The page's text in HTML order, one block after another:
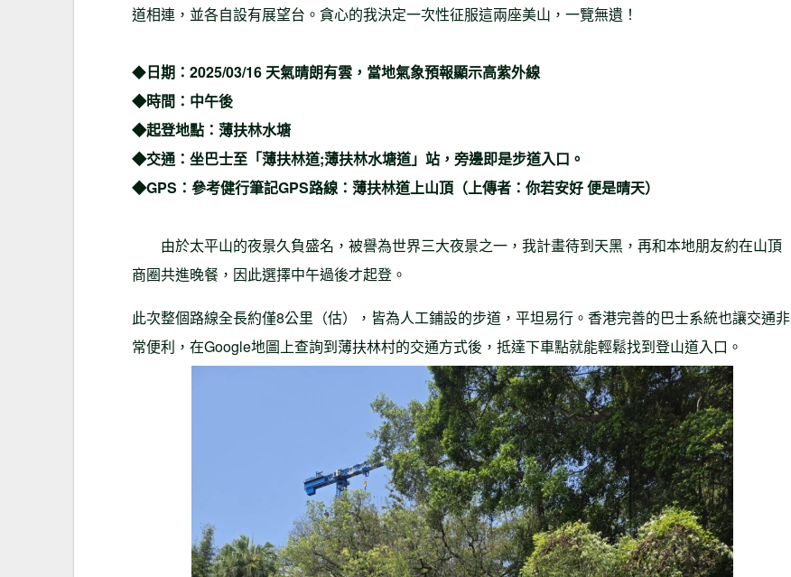
道相連，並各自設有展望台。貪心的我決定一次性征服這兩座美山，一覽無遺！
◆日期：2025/03/16 天氣晴朗有雲，當地氣象預報顯示高紫外線
◆時間：中午後
◆起登地點：薄扶林水塘
◆交通：坐巴士至「薄扶林道;薄扶林水塘道」站，旁邊即是步道入口。
◆GPS：參考健行筆記GPS路線：薄扶林道上山頂（上傳者：你若安好 便是晴天）
由於太平山的夜景久負盛名，被譽為世界三大夜景之一，我計畫待到天黑，再和本地朋友約在山頂
商圈共進晚餐，因此選擇中午過後才起登。
此次整個路線全長約僅8公里（估），皆為人工鋪設的步道，平坦易行。香港完善的巴士系統也讓交通非
常便利，在Google地圖上查詢到薄扶林村的交通方式後，抵達下車點就能輕鬆找到登山道入口。